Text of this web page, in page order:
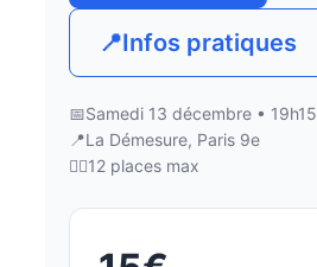
📍Infos pratiques
📅Samedi 13 décembre • 19h15
📍La Démesure, Paris 9e
👯‍♀️12 places max